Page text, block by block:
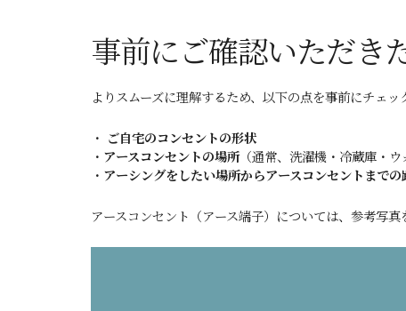
事前にご確認いただき
よりスムーズに理解するため、以下の点を事前にチェッ
・ ご自宅のコンセントの形状
・ アースコンセントの場所（通常、洗濯機・冷蔵庫・ウ
・ アーシングをしたい場所からアースコンセントまでの
アースコンセント（アース端子）については、参考写真